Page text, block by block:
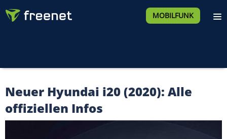
MOBILFUNK
Neuer Hyundai i20 (2020): Alle
offiziellen Infos